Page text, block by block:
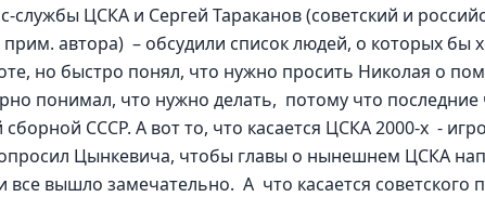
службы ЦСКА и Сергей Тараканов (советский и
автора)  – обсудили список людей, о которых бы
но быстро понял, что нужно просить Николая о
понимал, что нужно делать,  потому что
СССР. А вот то, что касается ЦСКА 2000-х  -
Цынкевича, чтобы главы о нынешнем ЦСКА
вышло замечательно.  А  что касается советского